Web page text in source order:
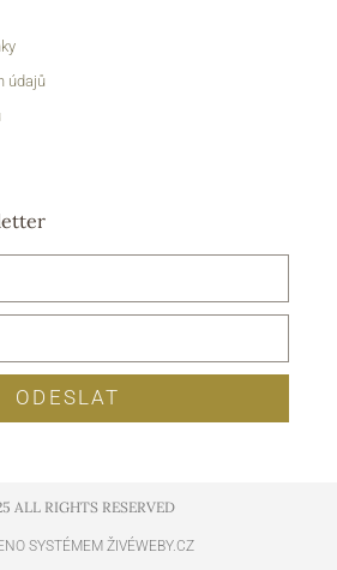
údajů
ODESLAT
ALL RIGHTS RESERVED​
SYSTÉMEM ŽIVÉWEBY.CZ